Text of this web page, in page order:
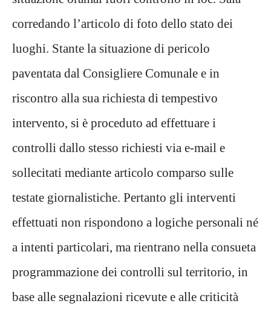
corredando l’articolo di foto dello stato dei
luoghi. Stante la situazione di pericolo
paventata dal Consigliere Comunale e in
riscontro alla sua richiesta di tempestivo
intervento, si è proceduto ad effettuare i
controlli dallo stesso richiesti via e-mail e
sollecitati mediante articolo comparso sulle
testate giornalistiche. Pertanto gli interventi
effettuati non rispondono a logiche personali né
a intenti particolari, ma rientrano nella consueta
programmazione dei controlli sul territorio, in
base alle segnalazioni ricevute e alle criticità